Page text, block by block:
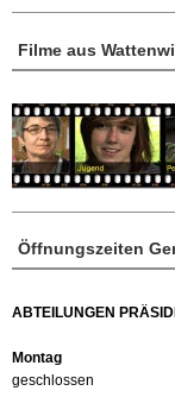
Öffnungszeiten
ABTEILUNGEN
Montag
geschlossen
Filme aus